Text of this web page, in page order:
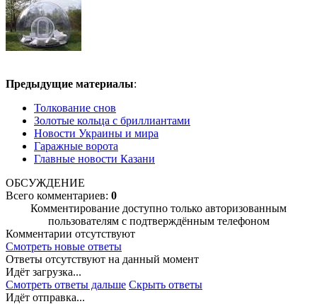
Предыдущие материалы:
Толкование снов
Золотые кольца с бриллиантами
Новости Украины и мира
Гаражные ворота
Главные новости Казани
ОБСУЖДЕНИЕ
Всего комментариев: 0
Комментирование доступно только авторизованным
пользователям с подтверждённым телефоном
Комментарии отсутствуют
Смотреть новые ответы
Ответы отсутствуют на данный момент
Идёт загрузка...
Смотреть ответы дальше Скрыть ответы
Идёт отправка...